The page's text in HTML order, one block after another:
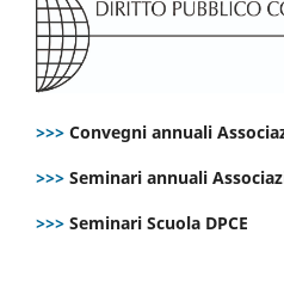
>>> Convegni annuali
>>> Seminari annuali
>>> Seminari Scuola DPCE